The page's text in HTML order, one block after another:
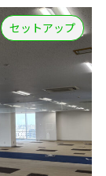
セットアップ